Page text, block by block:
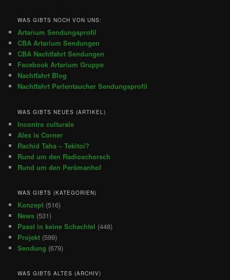
WAS GIBTS NOCH VON UNS:
Artarium Sendungsprofil
CBA Artarium Sendungen
CBA Nachtfahrt Sendungen
Facebook Artarium Gruppe
Nachtfahrt Blog
Nachtfahrt Perlentaucher Sendungsprofil
WAS GIBTS NEUES (ARTIKEL)
Incontro culturale
Alex is Corner
Rachid Taha – Tekitoi?
Rund um den Radioschorsch
Rund um den Peršmanhof
WAS GIBTS (KATEGORIEN)
Konzept (516)
News (531)
Passt in keine Schachtel (448)
Projekt (599)
Sendung (679)
WAS GIBTS ALTES (ARCHIV)